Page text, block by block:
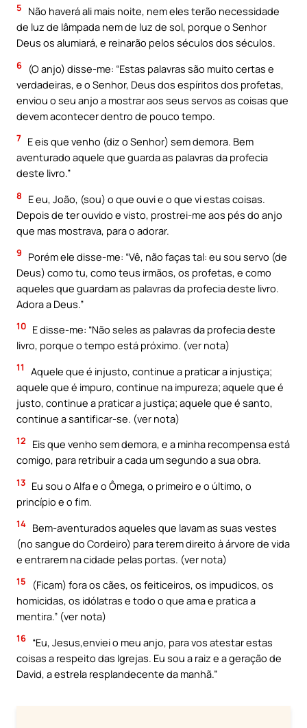
5
Não haverá ali mais noite, nem eles terão necessidade
de luz de lâmpada nem de luz de sol, porque o Senhor
Deus os alumiará, e reinarão pelos séculos dos séculos.
6
(O anjo) disse-me: “Estas palavras são muito certas e
verdadeiras, e o Senhor, Deus dos espíritos dos profetas,
enviou o seu anjo a mostrar aos seus servos as coisas que
devem acontecer dentro de pouco tempo.
7 E eis que venho (diz o Senhor) sem demora. Bem
aventurado aquele que guarda as palavras da profecia
deste livro.”
8
E eu, João, (sou) o que ouvi e o que vi estas coisas.
Depois de ter ouvido e visto, prostrei-me aos pés do anjo
que mas mostrava, para o adorar.
9
Porém ele disse-me: “Vê, não faças tal: eu sou servo (de
Deus) como tu, como teus irmãos, os profetas, e como
aqueles que guardam as palavras da profecia deste livro.
Adora a Deus.”
10 E disse-me: “Não seles as palavras da profecia deste
livro, porque o tempo está próximo. (ver nota)
11
Aquele que é injusto, continue a praticar a injustiça;
aquele que é impuro, continue na impureza; aquele que é
justo, continue a praticar a justiça; aquele que é santo,
continue a santificar-se. (ver nota)
12
Eis que venho sem demora, e a minha recompensa está
comigo, para retribuir a cada um segundo a sua obra.
13 Eu sou o Alfa e o Ômega, o primeiro e o último, o
princípio e o fim.
14 Bem-aventurados aqueles que lavam as suas vestes
(no sangue do Cordeiro) para terem direito à árvore de vida
e entrarem na cidade pelas portas. (ver nota)
15
(Ficam) fora os cães, os feiticeiros, os impudicos, os
homicidas, os idólatras e todo o que ama e pratica a
mentira.” (ver nota)
16 “Eu, Jesus,enviei o meu anjo, para vos atestar estas
coisas a respeito das Igrejas. Eu sou a raiz e a geração de
David, a estrela resplandecente da manhã.”